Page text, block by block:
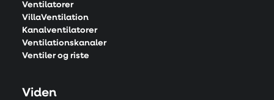
Ventilatorer
VillaVentilation
Kanalventilatorer
Ventilationskanaler
Ventiler og riste
Viden